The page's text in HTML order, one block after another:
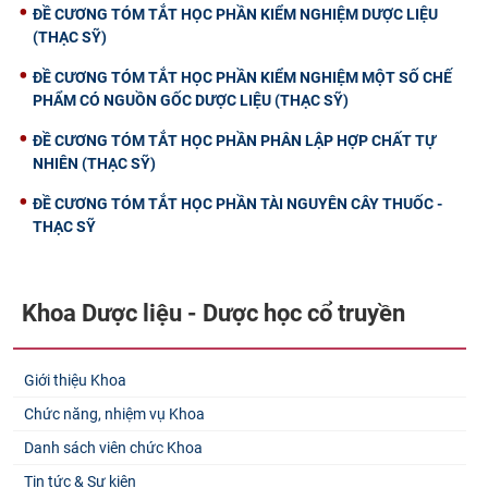
ĐỀ CƯƠNG TÓM TẮT HỌC PHẦN KIỂM NGHIỆM DƯỢC LIỆU
(THẠC SỸ)
ĐỀ CƯƠNG TÓM TẮT HỌC PHẦN KIỂM NGHIỆM MỘT SỐ CHẾ
PHẨM CÓ NGUỒN GỐC DƯỢC LIỆU (THẠC SỸ)
ĐỀ CƯƠNG TÓM TẮT HỌC PHẦN PHÂN LẬP HỢP CHẤT TỰ
NHIÊN (THẠC SỸ)
ĐỀ CƯƠNG TÓM TẮT HỌC PHẦN TÀI NGUYÊN CÂY THUỐC -
THẠC SỸ
Khoa Dược liệu - Dược học cổ truyền
Giới thiệu Khoa
Chức năng, nhiệm vụ Khoa
Danh sách viên chức Khoa
Tin tức & Sự kiện